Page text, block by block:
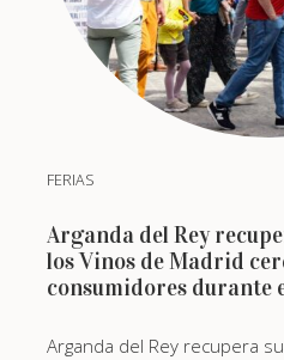
FERIAS
Arganda del Rey
los Vinos de Madrid
consumidores durante
Arganda del Rey recupera